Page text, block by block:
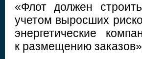
«Флот должен
учетом выросших
энергетические
к размещению